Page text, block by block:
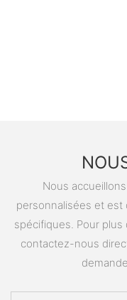
Nous
personnalisées et est
spécifiques. Pour
contactez-nous